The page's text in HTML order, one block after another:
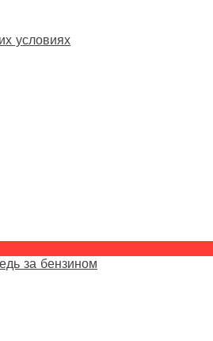
условиях
за бензином